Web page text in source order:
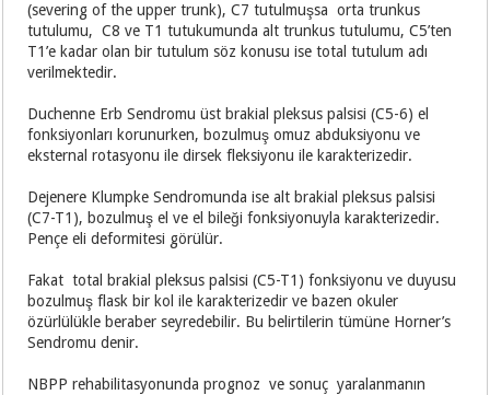
(severing of the upper trunk), C7 tutulmuşsa orta trunkus
tutulumu, C8 ve T1 tutukumunda alt trunkus tutulumu, C5’ten
T1’e kadar olan bir tutulum söz konusu ise total tutulum adı
verilmektedir.
Duchenne Erb Sendromu üst brakial pleksus palsisi (C5-6) el
fonksiyonları korunurken, bozulmuş omuz abduksiyonu ve
eksternal rotasyonu ile dirsek fleksiyonu ile karakterizedir.
Dejenere Klumpke Sendromunda ise alt brakial pleksus palsisi
(C7-T1), bozulmuş el ve el bileği fonksiyonuyla karakterizedir.
Pençe eli deformitesi görülür.
Fakat total brakial pleksus palsisi (C5-T1) fonksiyonu ve duyusu
bozulmuş flask bir kol ile karakterizedir ve bazen okuler
özürlülükle beraber seyredebilir. Bu belirtilerin tümüne Horner’s
Sendromu denir.
NBPP rehabilitasyonunda prognoz ve sonuç yaralanmanın